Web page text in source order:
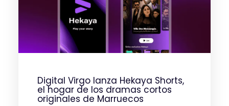
Digital Virgo lanza Hekaya Shorts,
el hogar de los dramas cortos
originales de Marruecos